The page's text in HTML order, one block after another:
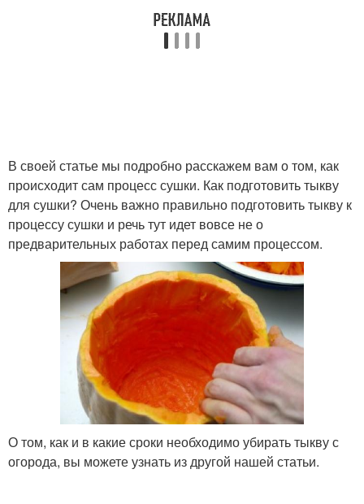
В своей статье мы подробно расскажем вам о том, как
происходит сам процесс сушки. Как подготовить тыкву
для сушки? Очень важно правильно подготовить тыкву к
процессу сушки и речь тут идет вовсе не о
предварительных работах перед самим процессом.
О том, как и в какие сроки необходимо убирать тыкву с
огорода, вы можете узнать из другой нашей статьи.